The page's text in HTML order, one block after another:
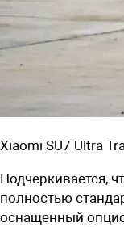
Xiaomi SU7 Ultra
Подчеркивается,
полностью
оснащенный